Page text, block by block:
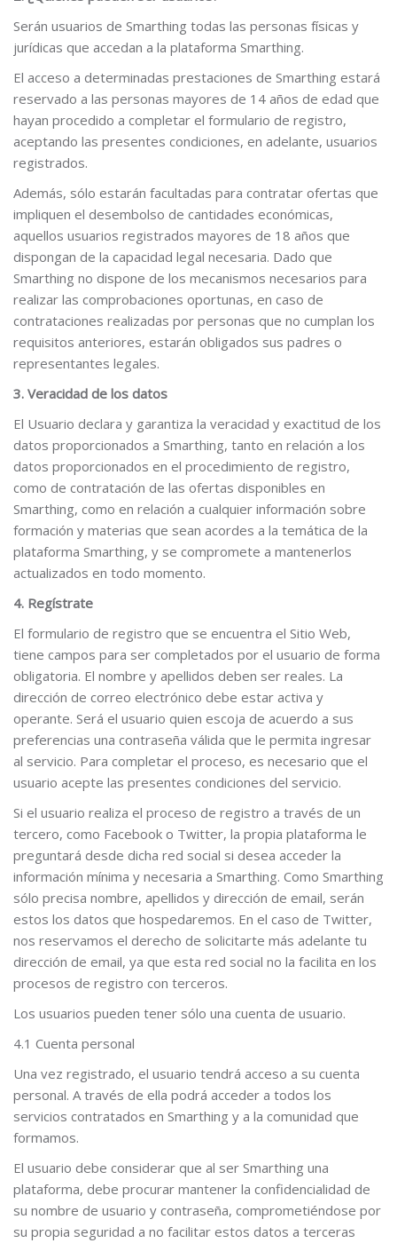
Serán usuarios de Smarthing todas las personas físicas y
jurídicas que accedan a la plataforma Smarthing.
El acceso a determinadas prestaciones de Smarthing estará
reservado a las personas mayores de 14 años de edad que
hayan procedido a completar el formulario de registro,
aceptando las presentes condiciones, en adelante, usuarios
registrados.
Además, sólo estarán facultadas para contratar ofertas que
impliquen el desembolso de cantidades económicas,
aquellos usuarios registrados mayores de 18 años que
dispongan de la capacidad legal necesaria. Dado que
Smarthing no dispone de los mecanismos necesarios para
realizar las comprobaciones oportunas, en caso de
contrataciones realizadas por personas que no cumplan los
requisitos anteriores, estarán obligados sus padres o
representantes legales.
3. Veracidad de los datos
El Usuario declara y garantiza la veracidad y exactitud de los
datos proporcionados a Smarthing, tanto en relación a los
datos proporcionados en el procedimiento de registro,
como de contratación de las ofertas disponibles en
Smarthing, como en relación a cualquier información sobre
formación y materias que sean acordes a la temática de la
plataforma Smarthing, y se compromete a mantenerlos
actualizados en todo momento.
4. Regístrate
El formulario de registro que se encuentra el Sitio Web,
tiene campos para ser completados por el usuario de forma
obligatoria. El nombre y apellidos deben ser reales. La
dirección de correo electrónico debe estar activa y
operante. Será el usuario quien escoja de acuerdo a sus
preferencias una contraseña válida que le permita ingresar
al servicio. Para completar el proceso, es necesario que el
usuario acepte las presentes condiciones del servicio.
Si el usuario realiza el proceso de registro a través de un
tercero, como Facebook o Twitter, la propia plataforma le
preguntará desde dicha red social si desea acceder la
información mínima y necesaria a Smarthing. Como Smarthing
sólo precisa nombre, apellidos y dirección de email, serán
estos los datos que hospedaremos. En el caso de Twitter,
nos reservamos el derecho de solicitarte más adelante tu
dirección de email, ya que esta red social no la facilita en los
procesos de registro con terceros.
Los usuarios pueden tener sólo una cuenta de usuario.
4.1 Cuenta personal
Una vez registrado, el usuario tendrá acceso a su cuenta
personal. A través de ella podrá acceder a todos los
servicios contratados en Smarthing y a la comunidad que
formamos.
El usuario debe considerar que al ser Smarthing una
plataforma, debe procurar mantener la confidencialidad de
su nombre de usuario y contraseña, comprometiéndose por
su propia seguridad a no facilitar estos datos a terceras